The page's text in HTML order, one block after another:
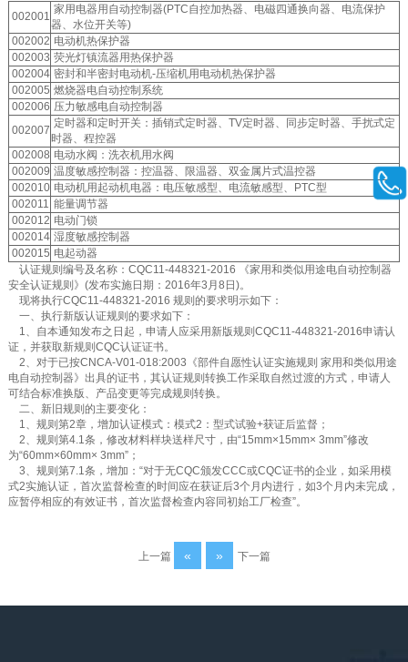
002001
家用电器用自动控制器(PTC自控加热器、电磁四通换向器、电流保护
器、水位开关等)
002002 电动机热保护器
002003 荧光灯镇流器用热保护器
002004 密封和半密封电动机-压缩机用电动机热保护器
002005 燃烧器电自动控制系统
002006 压力敏感电自动控制器
002007
定时器和定时开关：插销式定时器、TV定时器、同步定时器、手扰式定
时器、程控器
002008 电动水阀：洗衣机用水阀
002009 温度敏感控制器：控温器、限温器、双金属片式温控器
002010 电动机用起动机电器：电压敏感型、电流敏感型、PTC型
002011 能量调节器
002012 电动门锁
002014 湿度敏感控制器
002015 电起动器
认证规则编号及名称：CQC11-448321-2016 《家用和类似用途电自动控制器
安全认证规则》(发布实施日期：2016年3月8日)。
现将执行CQC11-448321-2016 规则的要求明示如下：
一、执行新版认证规则的要求如下：
1、自本通知发布之日起，申请人应采用新版规则CQC11-448321-2016申请认
证，并获取新规则CQC认证证书。
2、对于已按CNCA-V01-018:2003《部件自愿性认证实施规则 家用和类似用途
电自动控制器》出具的证书，其认证规则转换工作采取自然过渡的方式，申请人
可结合标准换版、产品变更等完成规则转换。
二、新旧规则的主要变化：
1、规则第2章，增加认证模式：模式2：型式试验+获证后监督；
2、规则第4.1条，修改材料样块送样尺寸，由“15mm×15mm× 3mm”修改
为“60mm×60mm× 3mm”；
3、规则第7.1条，增加：“对于无CQC颁发CCC或CQC证书的企业，如采用模
式2实施认证，首次监督检查的时间应在获证后3个月内进行，如3个月内未完成，
应暂停相应的有效证书，首次监督检查内容同初始工厂检查”。
上一篇 « » 下一篇